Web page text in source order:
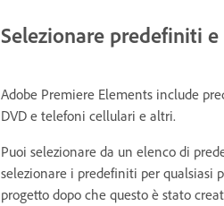
Selezionare predefiniti
Adobe Premiere Elements include
DVD e telefoni cellulari e altri.
Puoi selezionare da un elenco di
selezionare i predefiniti per qualsiasi
progetto dopo che questo è stato